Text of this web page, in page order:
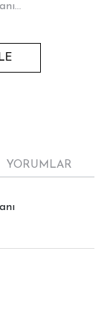
YORUMLAR